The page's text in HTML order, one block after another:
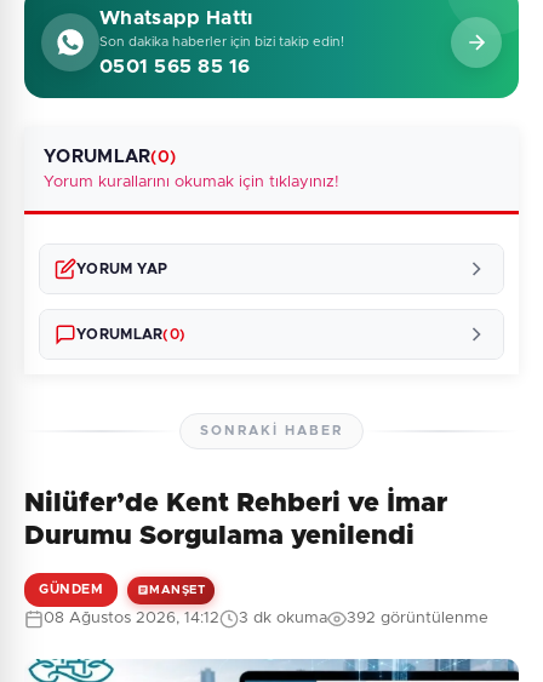
Whatsapp Hattı
Son dakika haberler için bizi takip edin!
0501 565 85 16
YORUMLAR(0)
Yorum kurallarını okumak için tıklayınız!
YORUM YAP
Güvenlik Sorusu:
YORUMLAR(0)
Henüz yorum yapılmamış. İlk yorumu siz yapın!
SONRAKI HABER
Nilüfer’de Kent Rehberi ve İmar
Durumu Sorgulama yenilendi
GÜNDEM MANŞET
08 Ağustos 2026, 14:12 3 dk okuma 392 görüntülenme